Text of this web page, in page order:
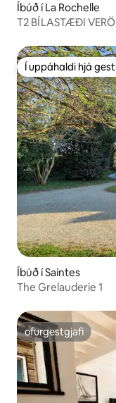
Íbúð í La Rochelle
Í uppáhaldi hjá
Í uppáhaldi hjá
Íbúð í Saintes
The Grelauderie 1
ofurgestgjafi
ofurgestgjafi